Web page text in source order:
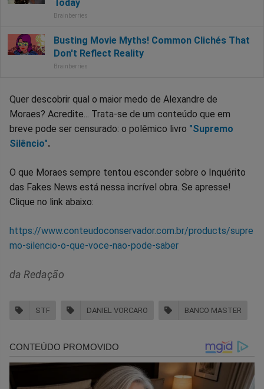
Quer descobrir qual o maior medo de Alexandre de
Moraes? Acredite... Trata-se de um conteúdo que em
breve pode ser censurado: o polêmico livro "Supremo
Silêncio".
O que Moraes sempre tentou esconder sobre o Inquérito
das Fakes News está nessa incrível obra. Se apresse!
Clique no link abaixo:
https://www.conteudoconservador.com.br/products/supre
mo-silencio-o-que-voce-nao-pode-saber
da Redação
STF DANIEL VORCARO BANCO MASTER